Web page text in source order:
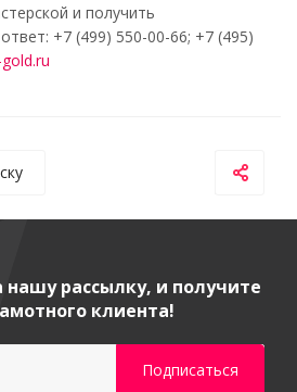
и получить
+7 (499) 550-00-66; +7 (495)
рассылку, и получите
клиента!